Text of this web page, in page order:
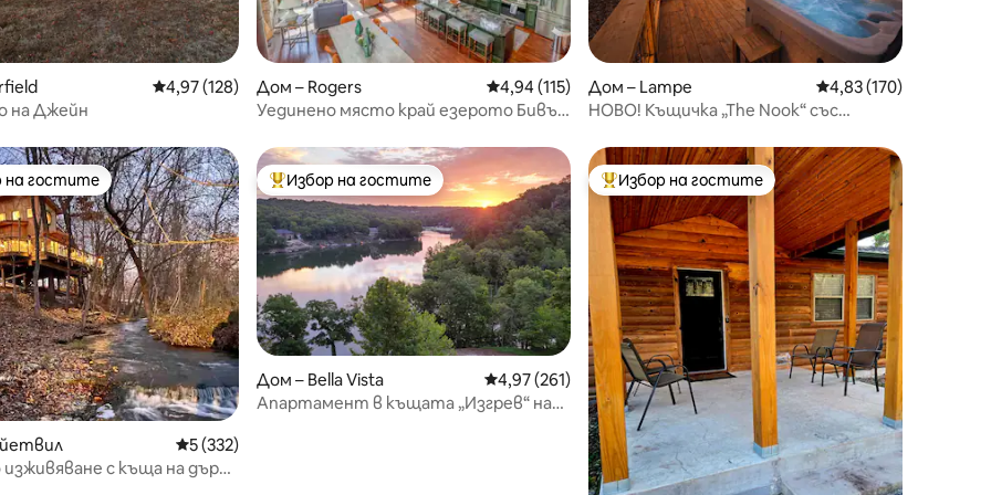
5, 177 отзива Средна оценка: 4,97 от 5, 128 отзива
4,97 (128)
на Джейн
Дом – Rogers Средна оценка: 4,94 от 5, 115 отзива
4,94 (115)
Уединено място край езерото Бивър
Дом – Lampe Средна оценка: 4,83
4,83 (170)
НОВО! Къщичка „The Nook“ със
избор на гостите
на гостите
Средна оценка: 5 от 5, 332 отзива
5 (332)
с къща на дърво
Най-популярен избор на гостите
Избор на гостите
Дом – Bella Vista Средна оценка: 4,97 от 5, 261 отзива
4,97 (261)
Апартамент в къщата „Изгрев“ на
Най-популярен избор на гостите
Избор на гостите